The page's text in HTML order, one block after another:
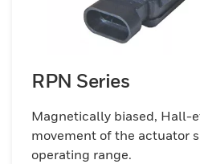
RPN Series
Magnetically biased, Hall-
movement of the actuator
operating range.